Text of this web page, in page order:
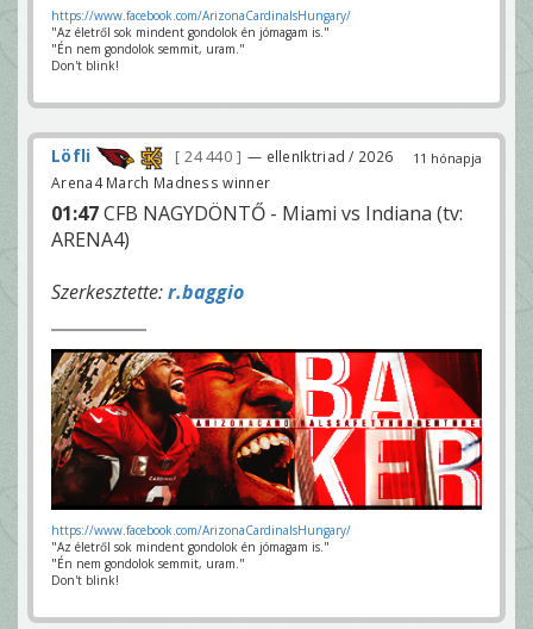
https://www.facebook.com/ArizonaCardinalsHungary/
"Az életről sok mindent gondolok én jómagam is."
"Én nem gondolok semmit, uram."
Don't blink!
11 hónapja
Löfli 24 440
— ellenIktriad / 2026
Arena4 March Madness winner
01:47CFB NAGYDÖNTŐ - Miami vs Indiana (tv:
ARENA4)
Szerkesztette:r.baggio
https://www.facebook.com/ArizonaCardinalsHungary/
"Az életről sok mindent gondolok én jómagam is."
"Én nem gondolok semmit, uram."
Don't blink!